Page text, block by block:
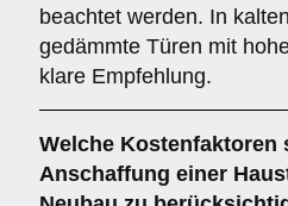
beachtet werden. In
gedämmte Türen mit
klare Empfehlung.
Welche Kostenfaktoren
Anschaffung einer